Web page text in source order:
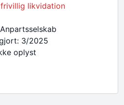
likvidation
Anpartsselskab
3/2025
oplyst